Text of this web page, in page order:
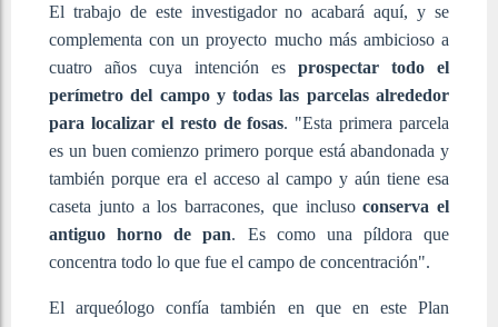
El trabajo de este investigador no acabará aquí, y se
complementa con un proyecto mucho más ambicioso a
cuatro años cuya intención es prospectar todo el
perímetro del campo y todas las parcelas alrededor
para localizar el resto de fosas. "Esta primera parcela
es un buen comienzo primero porque está abandonada y
también porque era el acceso al campo y aún tiene esa
caseta junto a los barracones, que inclusoconserva el
antiguo horno de pan. Es como una píldora que
concentra todo lo que fue el campo de concentración".
El arqueólogo confía también en que en este Plan